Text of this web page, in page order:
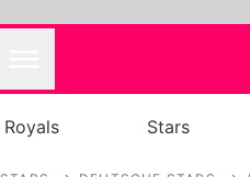
Royals Stars